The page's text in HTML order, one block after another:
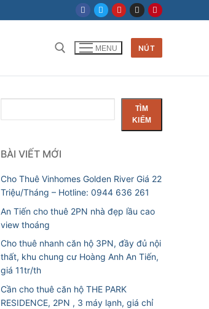
MENU NÚT
kiếm
TÌM
KIẾM
BÀI VIẾT MỚI
Cho Thuê Vinhomes Golden River Giá 22
Triệu/Tháng – Hotline: 0944 636 261
An Tiến cho thuê 2PN nhà đẹp lầu cao
view thoáng
Cho thuê nhanh căn hộ 3PN, đầy đủ nội
thất, khu chung cư Hoàng Anh An Tiến,
giá 11tr/th
Cần cho thuê căn hộ THE PARK
RESIDENCE, 2PN , 3 máy lạnh, giá chỉ